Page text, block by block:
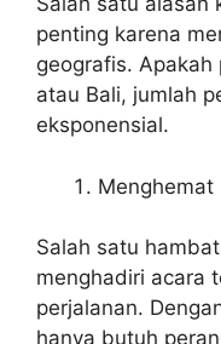
penting karena
geografis.
atau Bali, jumlah
eksponensial.
Menghemat
Salah satu
menghadiri acara
perjalanan.
hanya butuh